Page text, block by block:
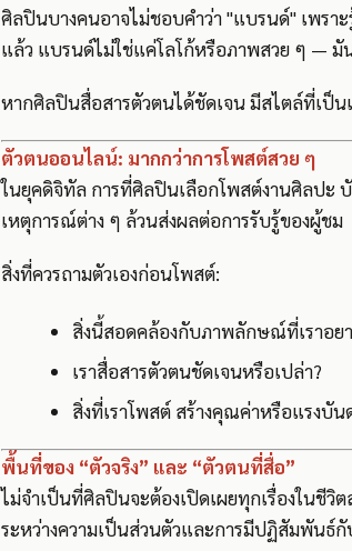
ศิลปินบางคนอาจไม่ชอบคำว่า "แบรนด์" เพราะ
แล้ว แบรนด์ไม่ใช่แค่โลโก้หรือภาพสวย ๆ — มั
หากศิลปินสื่อสารตัวตนได้ชัดเจน มีสไตล์ที่เป็
ตัวตนออนไลน์: มากกว่าการโพสต์สวย ๆ
ในยุคดิจิทัล การที่ศิลปินเลือกโพสต์งานศิลปะ
เหตุการณ์ต่าง ๆ ล้วนส่งผลต่อการรับรู้ของผู้ชม
สิ่งที่ควรถามตัวเองก่อนโพสต์:
สิ่งนี้สอดคล้องกับภาพลักษณ์ที่เราอย
เราสื่อสารตัวตนชัดเจนหรือเปล่า?
สิ่งที่เราโพสต์ สร้างคุณค่าหรือแรงบั
พื้นที่ของ “ตัวจริง” และ “ตัวตนที่สื่อ”
ไม่จำเป็นที่ศิลปินจะต้องเปิดเผยทุกเรื่องในชีวิ
ระหว่างความเป็นส่วนตัวและการมีปฏิสัมพันธ์